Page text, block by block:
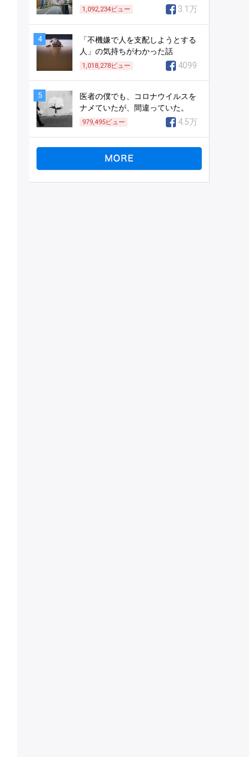
1,092,234ビュー 3.1万
4
「不機嫌で人を支配しようとする
人」の気持ちがわかった話
1,018,278ビュー 4099
5
医者の僕でも、コロナウイルスを
ナメていたが、間違っていた。
979,495ビュー 4.5万